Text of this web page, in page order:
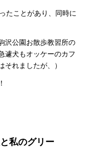
たことがあり、同時に
沢公園お散歩教習所の
遽犬もオッケーのカフ
れましたが、）
私のグリー